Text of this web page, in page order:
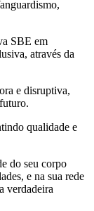
SBE em
através da
e disruptiva,
qualidade e
do seu corpo
e na sua rede
verdadeira